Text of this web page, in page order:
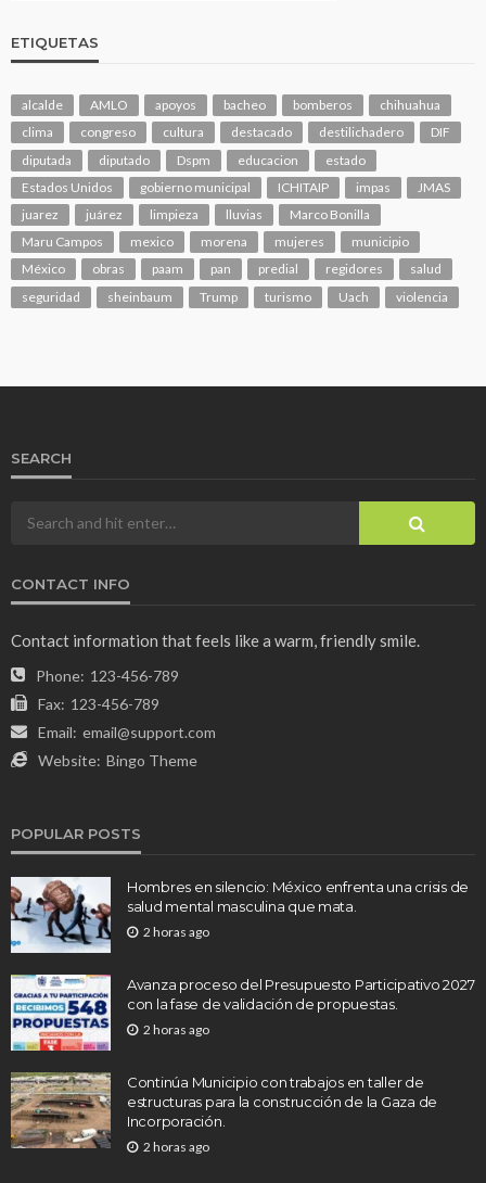
ETIQUETAS
alcalde AMLO apoyos bacheo bomberos
chihuahua
clima
congreso cultura destacado destilichadero
DIF
diputada
diputado Dspm educacion
estado
Estados Unidos
gobierno municipal ICHITAIP impas
JMAS
juarez
juárez limpieza lluvias
Marco Bonilla
Maru Campos
mexico morena mujeres
municipio
México
obras paam pan predial regidores
salud
seguridad
sheinbaum Trump turismo Uach violencia
SEARCH
CONTACT INFO
Contact information that feels like a warm, friendly smile.
Phone: 123-456-789
Fax: 123-456-789
Email: email@support.com
Website: Bingo Theme
POPULAR POSTS
Hombres en silencio: México enfrenta una crisis de
salud mental masculina que mata.
2 horas ago
Avanza proceso del Presupuesto Participativo 2027
con la fase de validación de propuestas.
2 horas ago
Continúa Municipio con trabajos en taller de
estructuras para la construcción de la Gaza de
Incorporación.
2 horas ago